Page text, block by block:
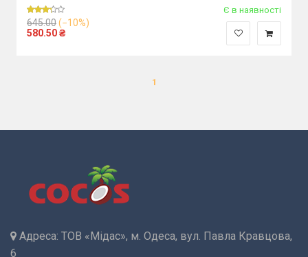
Є в наявності
645.00(−10%)
580.50₴
1
Адреса: ТОВ «Мідас», м. Одеса, вул. Павла Кравцова,
6